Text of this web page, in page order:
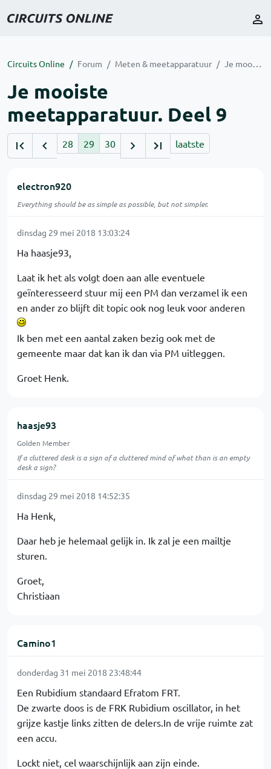
Circuits Online Forum Meten & meetapparatuur Je mooiste meetapparatuur. Deel 9
Je mooiste
meetapparatuur. Deel 9
28 29 30 laatste
electron920
Everything should be as simple as possible, but not simpler.
dinsdag 29 mei 2018 13:03:24
Ha haasje93,
Laat ik het als volgt doen aan alle eventuele
geïnteresseerd stuur mij een PM dan verzamel ik een
en ander zo blijft dit topic ook nog leuk voor anderen
Ik ben met een aantal zaken bezig ook met de
gemeente maar dat kan ik dan via PM uitleggen.
Groet Henk.
haasje93
Golden Member
If a cluttered desk is a sign of a cluttered mind of what than is an empty
desk a sign?
dinsdag 29 mei 2018 14:52:35
Ha Henk,
Daar heb je helemaal gelijk in. Ik zal je een mailtje
sturen.
Groet,
Christiaan
Camino1
donderdag 31 mei 2018 23:48:44
Een Rubidium standaard Efratom FRT.
De zwarte doos is de FRK Rubidium oscillator, in het
grijze kastje links zitten de delers.In de vrije ruimte zat
een accu.
Lockt niet, cel waarschijnlijk aan zijn einde.